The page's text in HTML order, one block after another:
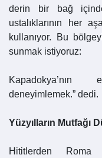
derin bir bağ
ustalıklarının her
kullanıyor. Bu
sunmak istiyoruz:
Kapadokya’nın
deneyimlemek.” dedi.
Yüzyılların Mutfağı
Hititlerden Roma